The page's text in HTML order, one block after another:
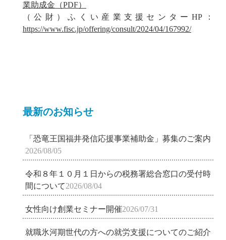
業助成金（PDF）
（公財）ふくい産業支援センターHP：
https://www.fisc.jp/offering/consult/2024/04/167992/
最新のお知らせ
「恐竜王国福井発信応援事業補助金」募集のご案内
2026/08/05
令和８年１０月１日からの税務署総合窓口の受付時
間について2026/08/04
女性向け創業セミナー開催2026/07/31
就職氷河期世代の方への就労支援についてのご紹介